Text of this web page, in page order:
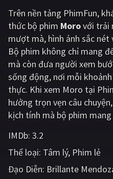
Tình cảm - Lãng mạn
Giật gân
Bí ẩn
Viễn Tây
GameShow
Âu - Mỹ
Hàn Quốc
Trên nền tảng PhimFun,
thức bộ phim Morovới trải
mượt mà, hình ảnh sắc nét
Bộ phim không chỉ mang
mà còn đưa người xem
sống động, nơi mỗi
thực. Khi xem Moro tại
hưởng trọn vẹn câu
kịch tính mà bộ phim mang
IMDb: 3.2
Thể loại: Tâm lý Phim lẻ
Đạo Diễn: Brillante